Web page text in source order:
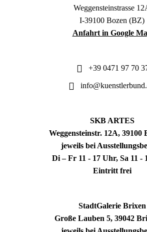
Weggensteinstrasse
I-39100 Bozen (BZ)
Anfahrt in Google
+39 0471 97 70
SKB ARTES
Weggensteinstr. 12A, 39100
jeweils bei
Di – Fr 11 - 17 Uhr, Sa 11 -
Eintritt frei
StadtGalerie Brixen
Große Lauben 5, 39042